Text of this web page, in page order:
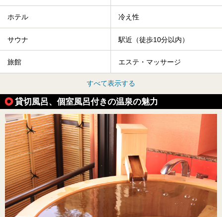
ホテル 冷え性
サウナ 駅近（徒歩10分以内）
旅館 エステ・マッサージ
すべて表示する
貸切風呂、個室風呂付きの温泉の魅力